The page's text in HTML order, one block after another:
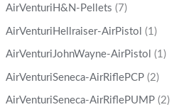
AirVenturiH&N-Pellets (7)
AirVenturiHellraiser-AirPistol (1)
AirVenturiJohnWayne-AirPistol (1)
AirVenturiSeneca-AirRiflePCP (2)
AirVenturiSeneca-AirRiflePUMP (2)